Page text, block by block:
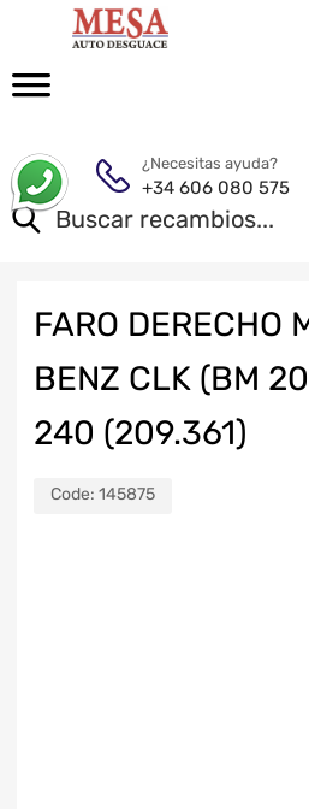
¿Necesitas ayuda?
+34 606 080 575
FARO DERECHO
BENZ CLK (BM
240 (209.361)
Code: 145875